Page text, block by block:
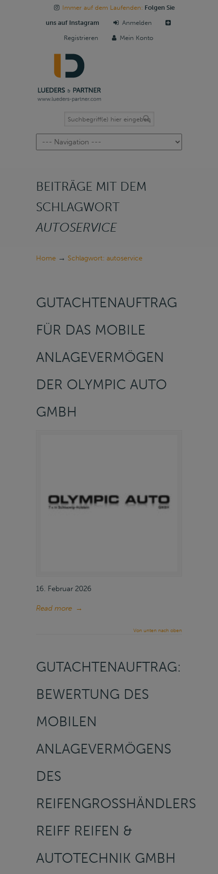
Immer auf dem Laufenden: Folgen Sie
uns auf Instagram Anmelden
Registrieren Mein Konto
Navigation
BEITRÄGE MIT DEM
SCHLAGWORT
AUTOSERVICE
Home → Schlagwort: autoservice
GUTACHTENAUFTRAG
FÜR DAS MOBILE
ANLAGEVERMÖGEN
DER OLYMPIC AUTO
GMBH
16. Februar 2026
Read more →
Von unten nach oben
GUTACHTENAUFTRAG:
BEWERTUNG DES
MOBILEN
ANLAGEVERMÖGENS
DES
REIFENGROSSHÄNDLERS R
EIFF REIFEN & A
UTOTECHNIK GMBH